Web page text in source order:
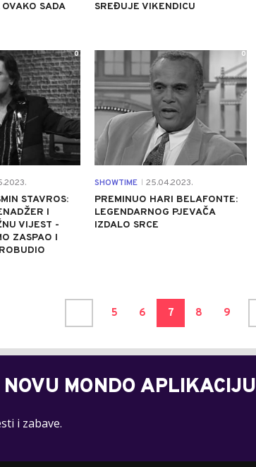
SADA
SREĐUJE VIKENDICU
STAVROS:
I
VIJEST -
ZASPAO I
0
SHOWTIME 25.04.2023.
PREMINUO HARI BELAFONTE:
LEGENDARNOG PJEVAČA
IZDALO SRCE
0
5 6 7 8 9
MONDO APLIKACIJU
i zabave.